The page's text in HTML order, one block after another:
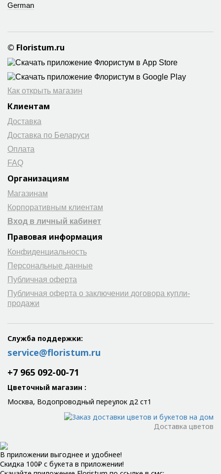
German
© Floristum.ru
Как открыть магазин
Клиентам
Доставка
Доставка по Беларуси
Оплата
FAQ
Организациям
Магазинам
Корпоративным клиентам
Вход в личный кабинет
Правовая информация
Конфиденциальность
Персональные данные
Публичная оферта
Публичная оферта о заключении договора купли-
продажи
Служба поддержки:
service@floristum.ru
+7 965 092-00-71
Цветочный магазин :
Москва, Водопроводный переулок д2 ст1
Доставка цветов
В приложении выгоднее и удобнее!
Скидка 100₽ с букета в приложении!